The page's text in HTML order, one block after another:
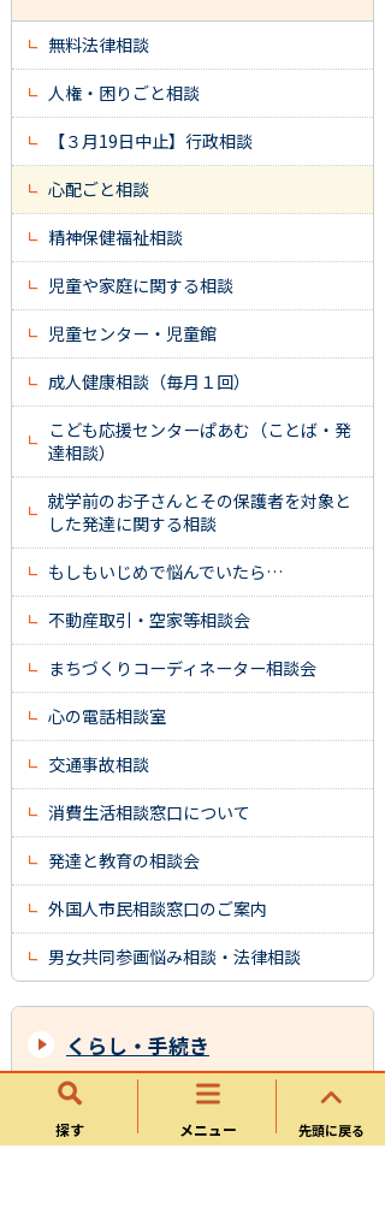
探す メニュー 先頭に戻る
無料法律相談
人権・困りごと相談
【３月19日中止】行政相談
心配ごと相談
精神保健福祉相談
児童や家庭に関する相談
児童センター・児童館
成人健康相談（毎月１回）
こども応援センターぱあむ（ことば・発
達相談）
就学前のお子さんとその保護者を対象と
した発達に関する相談
もしもいじめで悩んでいたら…
不動産取引・空家等相談会
まちづくりコーディネーター相談会
心の電話相談室
交通事故相談
消費生活相談窓口について
発達と教育の相談会
外国人市民相談窓口のご案内
男女共同参画悩み相談・法律相談
くらし・手続き
戸籍・住民票・印鑑登録